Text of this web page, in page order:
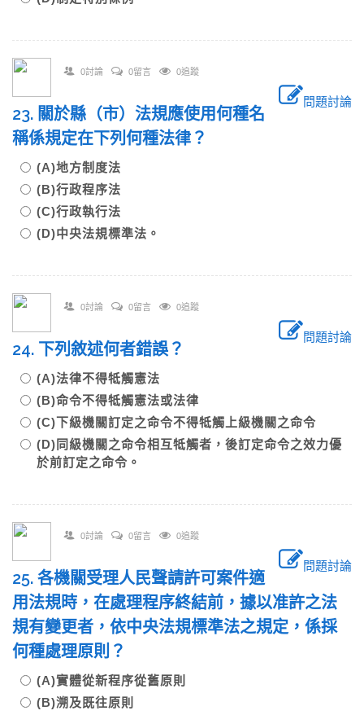
0討論 0留言 0追蹤
問題討論
23. 關於縣（市）法規應使用何種名
稱係規定在下列何種法律？
(A)地方制度法
(B)行政程序法
(C)行政執行法
(D)中央法規標準法。
0討論 0留言 0追蹤
問題討論
24. 下列敘述何者錯誤？
(A)法律不得牴觸憲法
(B)命令不得牴觸憲法或法律
(C)下級機關訂定之命令不得牴觸上級機關之命令
(D)同級機關之命令相互牴觸者，後訂定命令之效力優
於前訂定之命令。
0討論 0留言 0追蹤
問題討論
25. 各機關受理人民聲請許可案件適
用法規時，在處理程序終結前，據以准許之法
規有變更者，依中央法規標準法之規定，係採
何種處理原則？
(A)實體從新程序從舊原則
(B)溯及既往原則